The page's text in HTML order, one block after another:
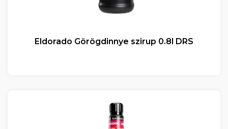
Eldorado Görögdinnye szirup 0.8l DRS